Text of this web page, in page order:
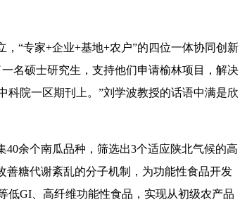
，“专家+企业+基地+农户”的四位一体协同创新
名硕士研究生，支持他们申请榆林项目，解决
院一区期刊上。”刘学波教授的话语中满是欣
余个南瓜品种，筛选出3个适应陕北气候的高
善糖代谢紊乱的分子机制，为功能性食品开发
低GI、高纤维功能性食品，实现从初级农产品